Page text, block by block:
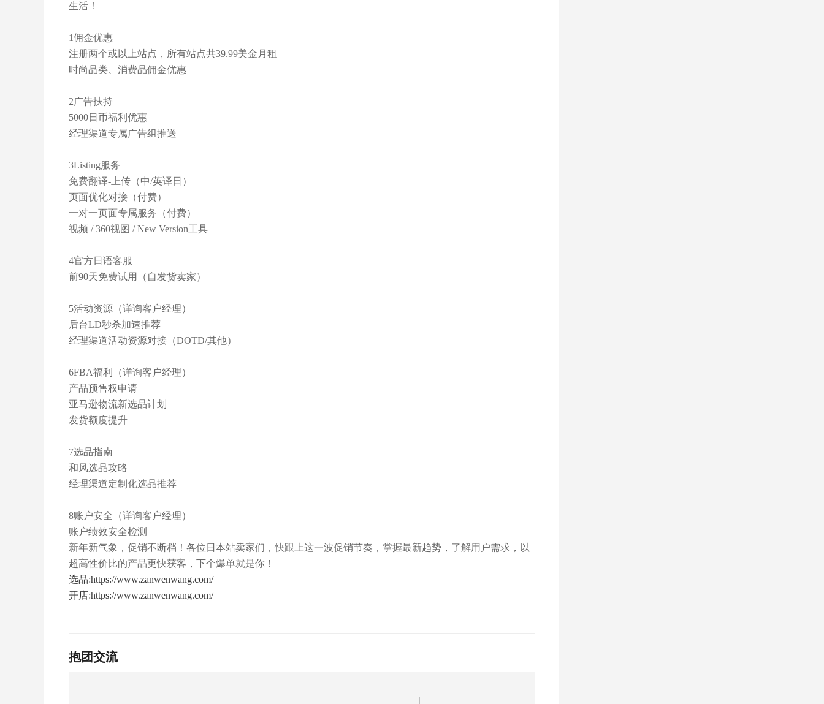
生活！
1佣金优惠
注册两个或以上站点，所有站点共39.99美金月租
时尚品类、消费品佣金优惠
2广告扶持
5000日币福利优惠
经理渠道专属广告组推送
3Listing服务
免费翻译-上传（中/英译日）
页面优化对接（付费）
一对一页面专属服务（付费）
视频 / 360视图 / New Version工具
4官方日语客服
前90天免费试用（自发货卖家）
5活动资源（详询客户经理）
后台LD秒杀加速推荐
经理渠道活动资源对接（DOTD/其他）
6FBA福利（详询客户经理）
产品预售权申请
亚马逊物流新选品计划
发货额度提升
7选品指南
和风选品攻略
经理渠道定制化选品推荐
8账户安全（详询客户经理）
账户绩效安全检测
新年新气象，促销不断档！各位日本站卖家们，快跟上这一波促销节奏，掌握最新趋势，了解用户需求，以
超高性价比的产品更快获客，下个爆单就是你！
选品:https://www.zanwenwang.com/
开店:https://www.zanwenwang.com/
抱团交流